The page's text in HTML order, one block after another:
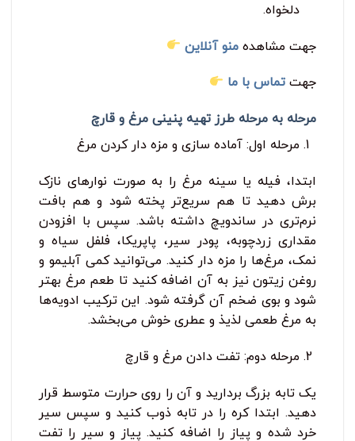
دلخواه.
جهت مشاهده منو آنلاین
جهت تماس با ما
مرحله به مرحله طرز تهیه پنینی مرغ و قارچ
مرحله اول: آماده ‌سازی و مزه ‌دار کردن مرغ
ابتدا، فیله یا سینه مرغ را به صورت نوارهای نازک
برش دهید تا هم سریع‌تر پخته شود و هم بافت
نرم‌تری در ساندویچ داشته باشد. سپس با افزودن
مقداری زردچوبه، پودر سیر، پاپریکا، فلفل سیاه و
نمک، مرغ‌ها را مزه‌ دار کنید. می‌توانید کمی آبلیمو و
روغن زیتون نیز به آن اضافه کنید تا طعم مرغ بهتر
شود و بوی ضخم آن گرفته شود. این ترکیب ادویه‌ها
به مرغ طعمی لذیذ و عطری خوش می‌بخشد.
مرحله دوم: تفت دادن مرغ و قارچ
یک تابه بزرگ بردارید و آن را روی حرارت متوسط قرار
دهید. ابتدا کره را در تابه ذوب کنید و سپس سیر
خرد شده و پیاز را اضافه کنید. پیاز و سیر را تفت